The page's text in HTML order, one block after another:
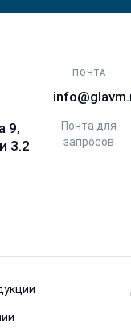
9,
3.2
ПОЧТА
Почта для
запросов